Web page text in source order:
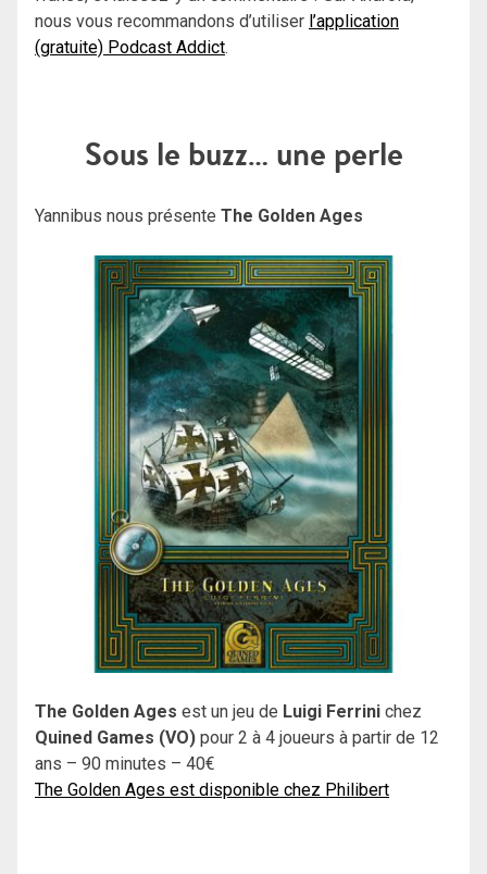
nous vous recommandons d’utiliser l’application
(gratuite) Podcast Addict.
Sous le buzz… une perle
Yannibus nous présente The Golden Ages
The Golden Ages est un jeu de Luigi Ferrini chez
Quined Games (VO) pour 2 à 4 joueurs à partir de 12
ans – 90 minutes – 40€
The Golden Ages est disponible chez Philibert